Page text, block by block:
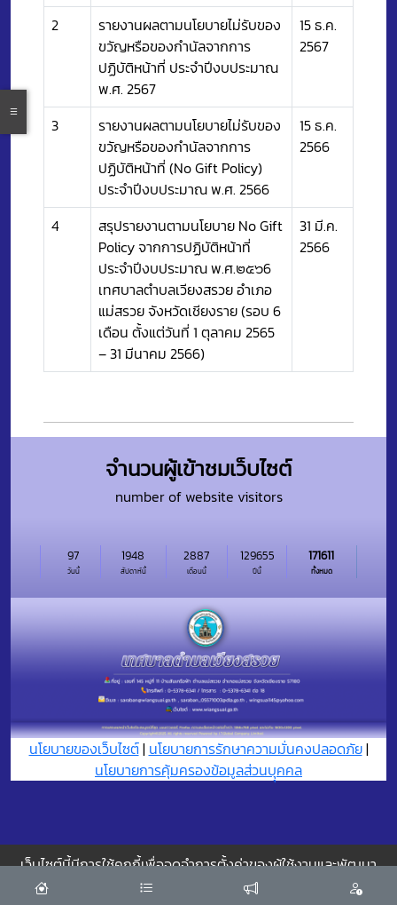
2
รายงานผลตามนโยบายไม่รับของ
ขวัญหรือของกำนัลจากการ
ปฏิบัติหน้าที่ ประจำปีงบประมาณ
พ.ศ. 2567
15 ธ.ค.
2567
3
รายงานผลตามนโยบายไม่รับของ
ขวัญหรือของกำนัลจากการ
ปฏิบัติหน้าที่ (No Gift Policy)
ประจำปีงบประมาณ พ.ศ. 2566
15 ธ.ค.
2566
4
สรุปรายงานตามนโยบาย No Gift
Policy จากการปฏิบัติหน้าที่
ประจำปีงบประมาณ พ.ศ.๒๕๖6
เทศบาลตำบลเวียงสรวย อำเภอ
แม่สรวย จังหวัดเชียงราย (รอบ 6
เดือน ตั้งแต่วันที่ 1 ตุลาคม 2565
– 31 มีนาคม 2566)
31 มี.ค.
2566
จำนวนผู้เข้าชมเว็บไซต์
number of website visitors
วันนี้
97
สัปดาห์นี้
1948
เดือนนี้
2887
ปีนี้
129655
ทั้งหมด
171611
นโยบายของเว็บไซต์| นโยบายการรักษาความมั่นคงปลอดภัย|
นโยบายการคุ้มครองข้อมูลส่วนบุุคคล
เว็บไซต์นี้มีการใช้คุกกี้เพื่อจดจำการตั้งค่าของผู้ใช้งานและพัฒนา
ประสบการณ์การใช้งานของคุณให้ดียิ่งขึ้น